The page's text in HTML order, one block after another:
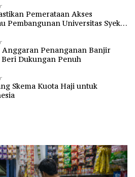
Pemerataan Akses
Pembangunan Universitas Syekh
Anggaran Penanganan Banjir
Beri Dukungan Penuh
Skema Kuota Haji untuk